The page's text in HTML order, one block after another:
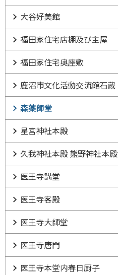
大谷好美館
福田家住宅店棚及び主屋
福田家住宅奥座敷
鹿沼市文化活動交流館石蔵
森薬師堂
星宮神社本殿
久我神社本殿 熊野神社本殿
医王寺講堂
医王寺客殿
医王寺大師堂
医王寺唐門
医王寺本堂内春日厨子